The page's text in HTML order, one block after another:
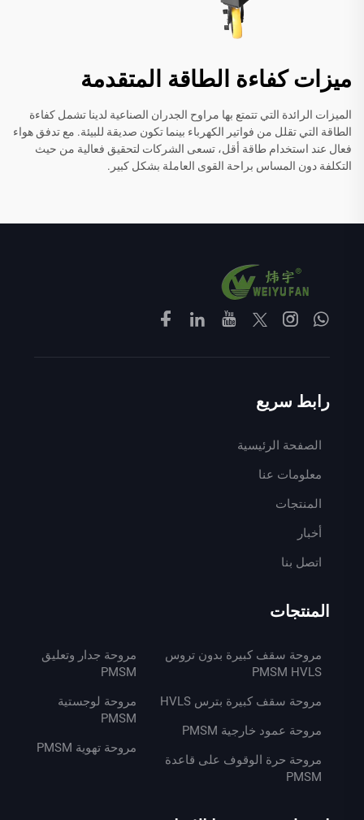
ميزات كفاءة الطاقة المتقدمة
الميزات الرائدة التي تتمتع بها مراوح الجدران الصناعية لدينا تشمل كفاءة
الطاقة التي تقلل من فواتير الكهرباء بينما تكون صديقة للبيئة. مع تدفق هواء
فعال عند استخدام طاقة أقل، تسعى الشركات لتحقيق فعالية من حيث
التكلفة دون المساس براحة القوى العاملة بشكل كبير.
رابط سريع
الصفحة الرئيسية
معلومات عنا
المنتجات
أخبار
اتصل بنا
المنتجات
مروحة سقف كبيرة بدون تروس
PMSM HVLS
مروحة سقف كبيرة بترس HVLS
مروحة عمود خارجية PMSM
مروحة حرة الوقوف على قاعدة
PMSM
مروحة جدار وتعليق
PMSM
مروحة لوجستية
PMSM
مروحة تهوية PMSM